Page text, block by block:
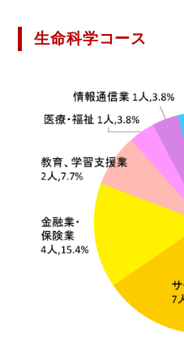
生命科学コース